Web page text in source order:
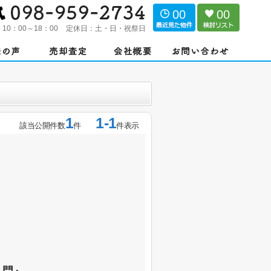
10：00～18：00 定休日： 土・日・祝祭日
00 00
該当公開件数1件1-1件表示